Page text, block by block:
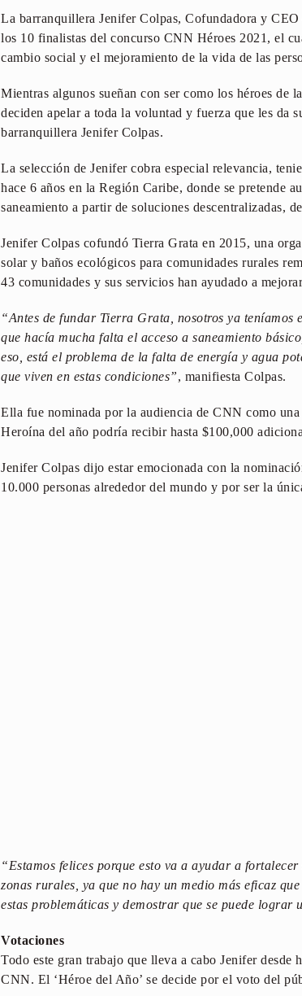
La barranquillera Jenifer Colpas, Cofundadora y
los 10 finalistas del concurso CNN Héroes 2021, el
cambio social y el mejoramiento de la vida de las
Mientras algunos sueñan con ser como los héroes de
deciden apelar a toda la voluntad y fuerza que les da
barranquillera Jenifer Colpas.
La selección de Jenifer cobra especial relevancia,
hace 6 años en la Región Caribe, donde se pretende
saneamiento a partir de soluciones descentralizadas,
Jenifer Colpas cofundó Tierra Grata en 2015, una
solar y baños ecológicos para comunidades rurales
43 comunidades y sus servicios han ayudado a
“Antes de fundar Tierra Grata, nosotros ya teníamos
que hacía mucha falta el acceso a saneamiento
eso, está el problema de la falta de energía y agua
que viven en estas condiciones”, manifiesta Colpas.
Ella fue nominada por la audiencia de CNN como
Heroína del año podría recibir hasta $100,000
Jenifer Colpas dijo estar emocionada con la
10.000 personas alrededor del mundo y por ser la
“Estamos felices porque esto va a ayudar a
zonas rurales, ya que no hay un medio más eficaz
estas problemáticas y demostrar que se puede
Votaciones
Todo este gran trabajo que lleva a cabo Jenifer
CNN. El ‘Héroe del Año’ se decide por el voto del